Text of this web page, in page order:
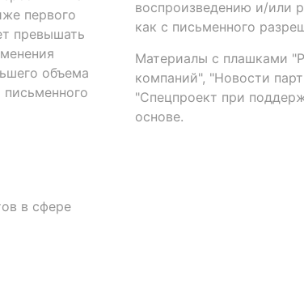
первого
превышать
объема
в сфере
воспроизведению и/или
как с письменного
Материалы с плашками
компаний", "Новости
"Спецпроект при
основе.